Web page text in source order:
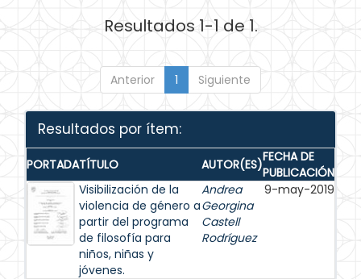
Resultados 1-1 de 1.
Anterior 1 Siguiente
Resultados por ítem:
PORTADATÍTULO AUTOR(ES)FECHA DE
PUBLICACIÓN
Visibilización de la
violencia de género a
partir del programa
de filosofía para
niños, niñas y
jóvenes.
Andrea
Georgina
Castell
Rodríguez
9-may-2019